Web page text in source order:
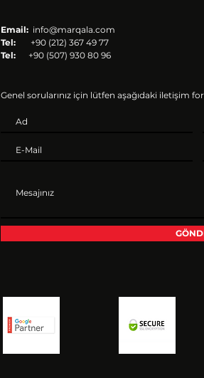
Email: info@marqala.com
Tel:
+90 (212) 367 49 77
Tel: +90 (507) 930 80 96
Genel sorularınız için lütfen aşağıdaki iletişim